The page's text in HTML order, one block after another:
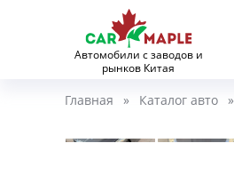
Автомобили с заводов и
рынков Китая
Главная » Каталог авто »